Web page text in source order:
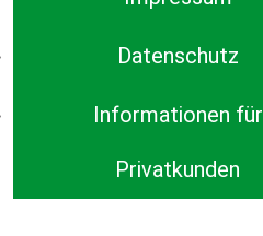
Datenschutz
Informationen für
Privatkunden